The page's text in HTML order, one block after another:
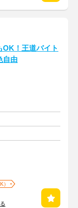
OK！王道バイト
自由